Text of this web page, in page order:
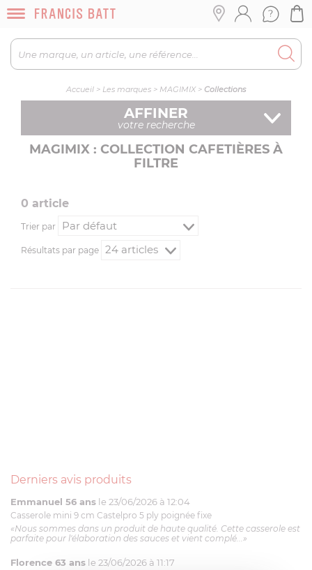
Accueil > Les marques > MAGIMIX> Collections
AFFINER
votre recherche
MAGIMIX : COLLECTION CAFETIÈRES À
FILTRE
0 article
Trier par
Résultats par page
Derniers avis produits
Emmanuel 56 ans le 23/06/2026 à 12:04
Casserole mini 9 cm Castelpro 5 ply poignée fixe
«Nous sommes dans un produit de haute qualité. Cette casserole est
parfaite pour l'élaboration des sauces et vient complé...»
Florence 63 ans le 23/06/2026 à 11:17